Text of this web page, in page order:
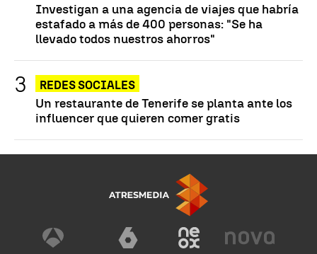
Investigan a una agencia de viajes que habría
estafado a más de 400 personas: "Se ha
llevado todos nuestros ahorros"
REDES SOCIALES
Un restaurante de Tenerife se planta ante los
influencer que quieren comer gratis